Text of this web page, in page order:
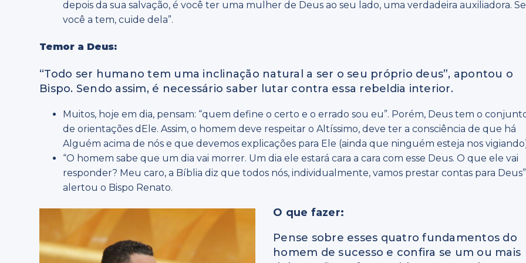
depois da sua salvação, é você ter uma mulher de Deus ao seu lado, uma verdadeira auxiliadora. Se
você a tem, cuide dela”.
Temor a Deus:
“Todo ser humano tem uma inclinação natural a ser o seu próprio deus”, apontou o
Bispo. Sendo assim, é necessário saber lutar contra essa rebeldia interior.
Muitos, hoje em dia, pensam: “quem define o certo e o errado sou eu”. Porém, Deus tem o
de orientações dEle. Assim, o homem deve respeitar o Altíssimo, deve ter a consciência de que há
Alguém acima de nós e que devemos explicações para Ele (ainda que ninguém esteja nos
“O homem sabe que um dia vai morrer. Um dia ele estará cara a cara com esse Deus. O que ele vai
responder? Meu caro, a Bíblia diz que todos nós, individualmente, vamos prestar contas para
alertou o Bispo Renato.
O que fazer:
Pense sobre esses quatro fundamentos do
homem de sucesso e confira se um ou mais